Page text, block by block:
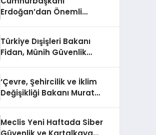
Erdoğan’dan Önemli
Türkiye Dışişleri Bakanı
Fidan, Münih Güvenlik
‘Çevre, Şehircilik ve İklim
Değişikliği Bakanı Murat
Meclis Yeni Haftada Siber